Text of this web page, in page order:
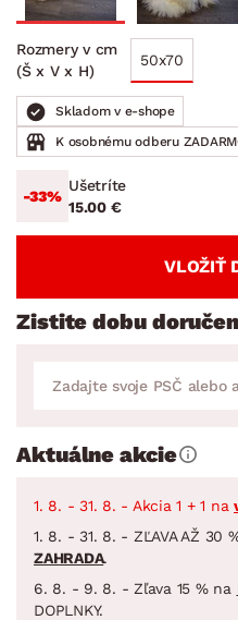
Rozmery v cm
(Š x V x H)
50x70
Skladom v e-shope
K osobnému odberu
-33%
Ušetríte
15.00 €
VLOŽIŤ
Zistite dobu
Aktuálne akcie
1. 8. - 31. 8. - Akcia 1 + 1 na
1. 8. - 31. 8. - ZĽAVA AŽ 30
ZAHRADA.
6. 8. - 9. 8. - Zľava 15 % na
DOPLNKY.